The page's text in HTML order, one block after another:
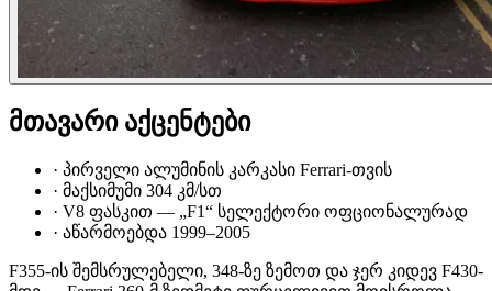
მთავარი აქცენტები
· პირველი ალუმინის კარკასი Ferrari-თვის
· მაქსიმუმი 304 კმ/სთ
· V8 ფასკით — „F1“ სელექტორი ოფციონალურად
· აწარმოებდა 1999–2005
F355-ის შემსრულებელი, 348-ზე ზემოთ და ჯერ კიდევ F430-